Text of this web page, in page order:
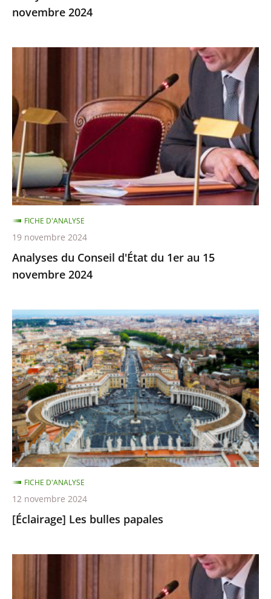
novembre 2024
d'État
du
1er
au
15
novembre
2024
Analyses du Conseil d'État du 1er au 15
novembre 2024
FICHE D'ANALYSE
19 novembre 2024
[Éclairage]
Les
bulles
papales
[Éclairage] Les bulles papales
FICHE D'ANALYSE
12 novembre 2024